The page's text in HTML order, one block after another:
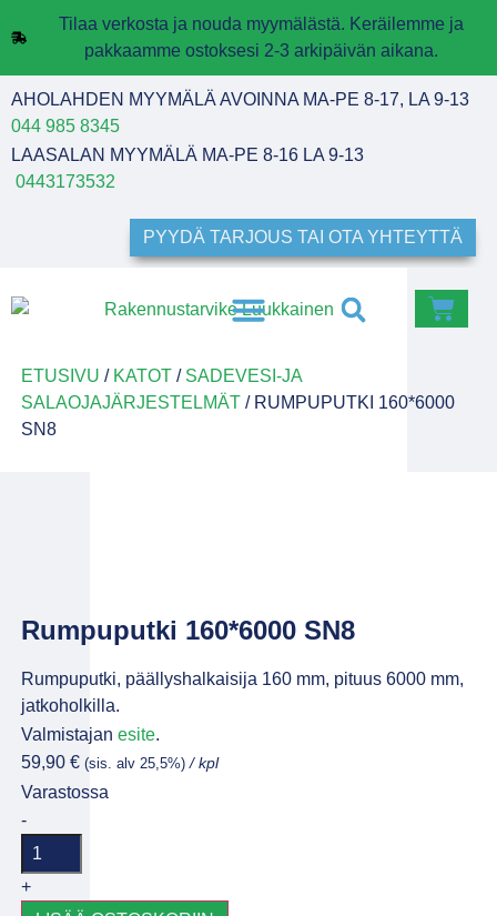
Tilaa verkosta ja nouda myymälästä. Keräilemme ja
pakkaamme ostoksesi 2-3 arkipäivän aikana.
AHOLAHDEN MYYMÄLÄ AVOINNA MA-PE 8-17, LA 9-13
044 985 8345
LAASALAN MYYMÄLÄ MA-PE 8-16 LA 9-13
0443173532
PYYDÄ TARJOUS TAI OTA YHTEYTTÄ
ETUSIVU / KATOT/ SADEVESI-JA
SALAOJAJÄRJESTELMÄT/ RUMPUPUTKI 160*6000
SN8
Rumpuputki 160*6000 SN8
Rumpuputki, päällyshalkaisija 160 mm, pituus 6000 mm,
jatkoholkilla.
Valmistajan esite.
59,90 € (sis. alv 25,5%)/ kpl
Varastossa
-
+